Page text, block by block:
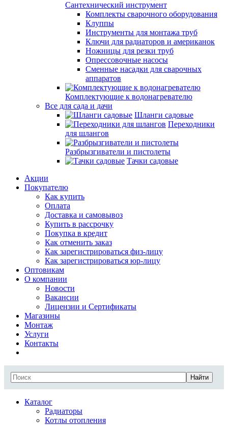
Сантехнический инструмент
Комплекты сварочного оборудования
Клуппы
Инструменты для монтажа труб
Ключи для радиаторов и американок
Ножницы для резки труб
Опрессовочные насосы
Сменные насадки для сварочных
аппаратов
Комплектующие к водонагревателю
Все для сада и дачи
Шланги садовые
Переходники
для шлангов
Разбрызгиватели и пистолеты
Тачки садовые
Акции
Покупателю
Как купить
Оплата
Доставка и самовывоз
Купить в рассрочку
Покупка в кредит
Как отменить заказ
Как зарегистрироваться физ-лицу
Как зарегистрироваться юр-лицу
Оптовикам
О компании
Новости
Вакансии
Лицензии и Сертификаты
Магазины
Монтаж
Услуги
Контакты
Найти
Каталог
Радиаторы
Котлы отопления